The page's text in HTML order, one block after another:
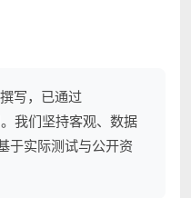
写，已通过
我们坚持客观、数据
于实际测试与公开资